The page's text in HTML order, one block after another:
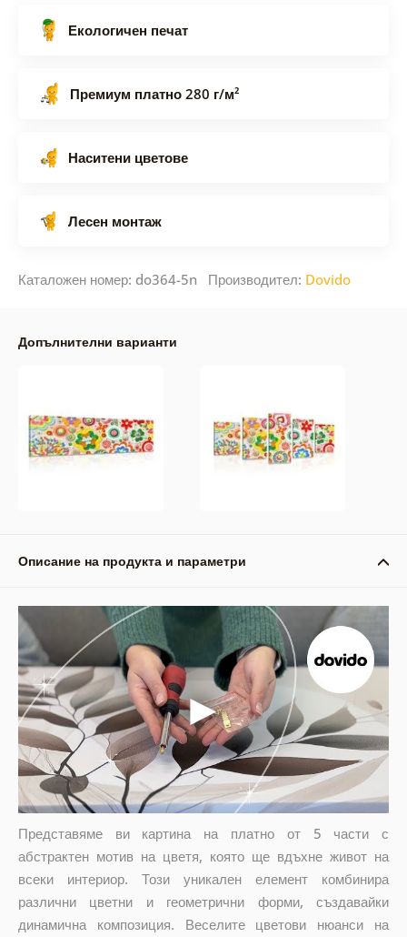
Екологичен печат
Премиум платно 280 г/м²
Наситени цветове
Лесен монтаж
Каталожен номер: do364-5n Производител: Dovido
Допълнителни варианти
Описание на продукта и параметри
Представяме ви картина на платно от 5 части с
абстрактен мотив на цветя, която ще вдъхне живот на
всеки интериор. Този уникален елемент комбинира
различни цветни и геометрични форми, създавайки
динамична композиция. Веселите цветови нюанси на